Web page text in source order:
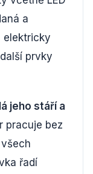
a
elektricky
prvky
jeho stáří a
pracuje bez
řadí